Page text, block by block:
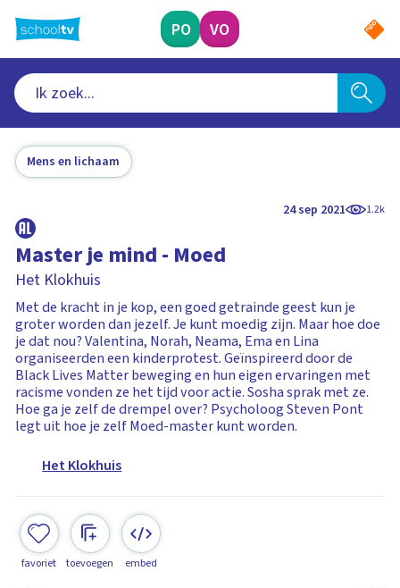
naar
hoofdinhoud
PO VO
Mens en lichaam
24 sep 2021 1.2k
Master je mind - Moed
Het Klokhuis
Met de kracht in je kop, een goed getrainde geest kun je
groter worden dan jezelf. Je kunt moedig zijn. Maar hoe doe
je dat nou? Valentina, Norah, Neama, Ema en Lina
organiseerden een kinderprotest. Geïnspireerd door de
Black Lives Matter beweging en hun eigen ervaringen met
racisme vonden ze het tijd voor actie. Sosha sprak met ze.
Hoe ga je zelf de drempel over? Psycholoog Steven Pont
legt uit hoe je zelf Moed-master kunt worden.
Het Klokhuis
favoriet toevoegen embed